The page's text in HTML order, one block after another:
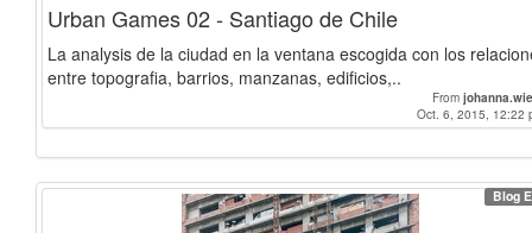
Urban Games 02 - Santiago de Chile
La analysis de la ciudad en la ventana escogida con los
entre topografia, barrios, manzanas, edificios,..
From
Oct. 6, 2015, 12:22
Blog